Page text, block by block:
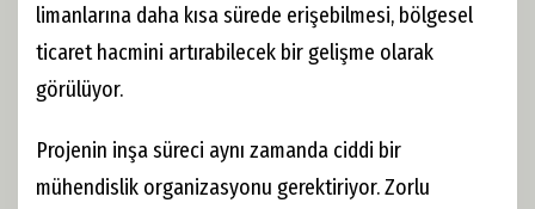
limanlarına daha kısa sürede erişebilmesi, bölgesel
ticaret hacmini artırabilecek bir gelişme olarak
görülüyor.
Projenin inşa süreci aynı zamanda ciddi bir
mühendislik organizasyonu gerektiriyor. Zorlu